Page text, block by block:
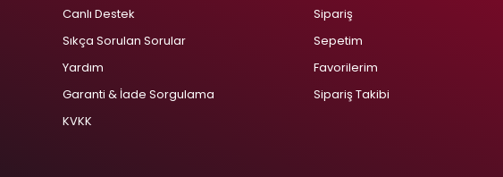
Canlı Destek
Sıkça Sorulan Sorular
Yardım
Garanti & İade Sorgulama
KVKK
Sipariş
Sepetim
Favorilerim
Sipariş Takibi